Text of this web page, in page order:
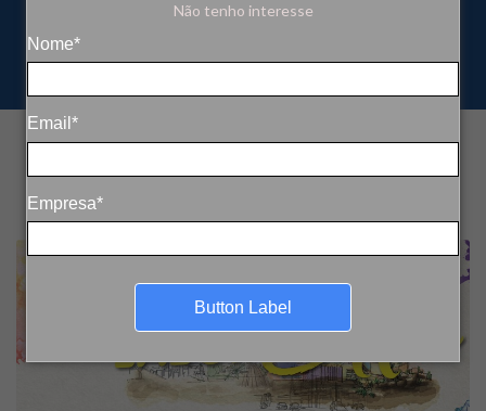
Não tenho interesse
Nome*
Email*
Empresa*
Button Label